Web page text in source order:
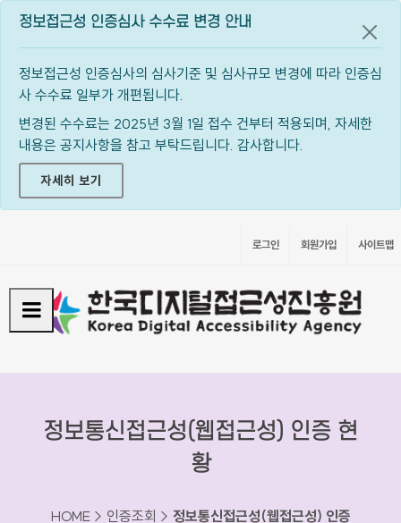
정보접근성 인증심사 수수료 변경 안내
정보접근성 인증심사의 심사기준 및 심사규모 변경에 따라 인증심
사 수수료 일부가 개편됩니다.
변경된 수수료는 2025년 3월 1일 접수 건부터 적용되며, 자세한
내용은 공지사항을 참고 부탁드립니다. 감사합니다.
자세히 보기
공지
로그인 회원가입 사이트맵
정보통신접근성(웹접근성) 인증 현
황
HOME > 인증조회 > 정보통신접근성(웹접근성) 인증